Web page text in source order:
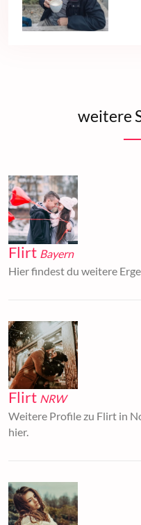
weitere
Flirt Bayern
Hier findest du weitere
Flirt NRW
Weitere Profile zu Flirt in
hier.